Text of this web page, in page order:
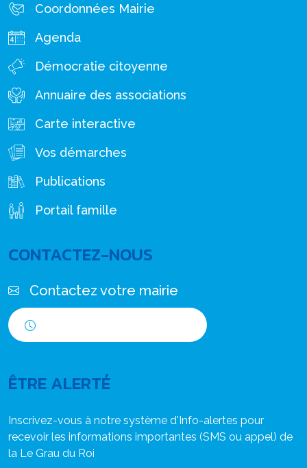
Coordonnées Mairie
Agenda
Démocratie citoyenne
Annuaire des associations
Carte interactive
Vos démarches
Publications
Portail famille
CONTACTEZ-NOUS
Contactez votre mairie
ÊTRE ALERTÉ
Inscrivez-vous à notre système d'Info-alertes pour
recevoir les informations importantes (SMS ou appel) de
la Le Grau du Roi